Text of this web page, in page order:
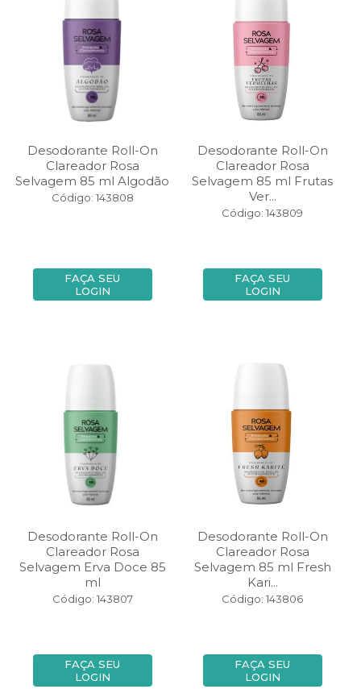
Desodorante Roll-On
Clareador Rosa
Selvagem 85 ml Algodão
Código: 143808
FAÇA SEU
LOGIN
Desodorante Roll-On
Clareador Rosa
Selvagem 85 ml Frutas
Ver...
Código: 143809
FAÇA SEU
LOGIN
Desodorante Roll-On
Clareador Rosa
Selvagem Erva Doce 85
ml
Código: 143807
FAÇA SEU
LOGIN
Desodorante Roll-On
Clareador Rosa
Selvagem 85 ml Fresh
Kari...
Código: 143806
FAÇA SEU
LOGIN